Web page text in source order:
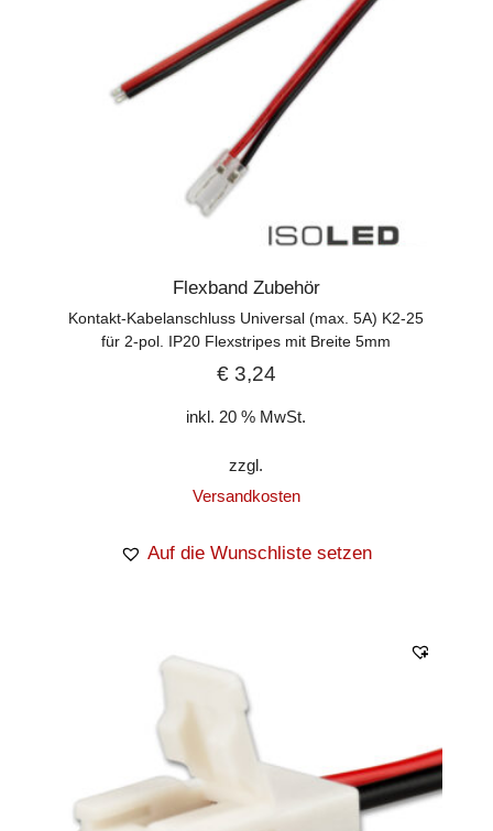
Flexband Zubehör
Kontakt-Kabelanschluss Universal (max. 5A) K2-25
für 2-pol. IP20 Flexstripes mit Breite 5mm
€3,24
inkl. 20 % MwSt.
zzgl.
Versandkosten
Auf die Wunschliste setzen